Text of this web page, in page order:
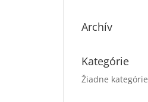
Archív
Kategórie
Žiadne kategórie